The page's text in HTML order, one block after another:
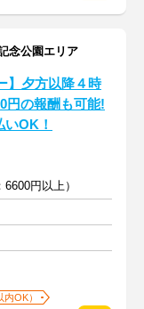
念公園エリア
】夕方以降４時
円の報酬も可能!
OK！
円以上）
OK）